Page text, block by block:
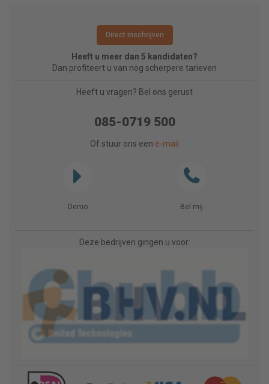
Direct inschrijven
Heeft u meer dan 5 kandidaten?
Dan profiteert u van nog scherpere tarieven
Heeft u vragen? Bel ons gerust
085-0719 500
Of stuur ons een e-mail
Demo Bel mij
Deze bedrijven gingen u voor: